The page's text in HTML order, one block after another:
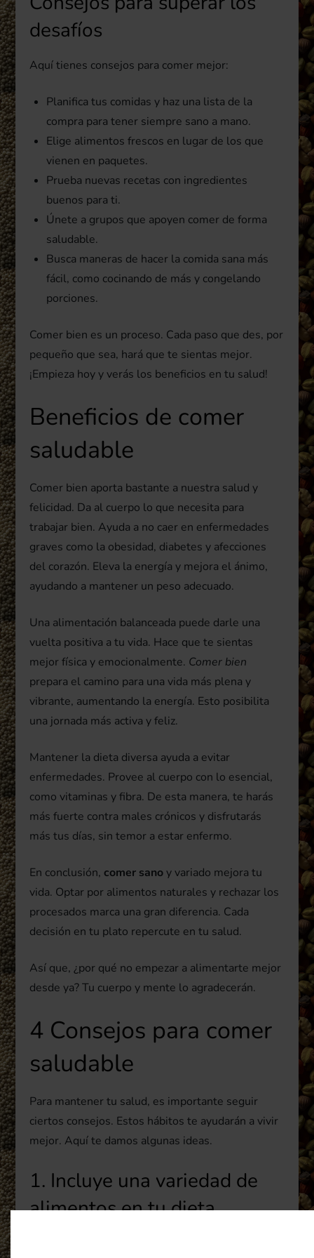
desafíos
Aquí tienes consejos para comer mejor:
Planifica tus comidas y haz una lista de la
compra para tener siempre sano a mano.
Elige alimentos frescos en lugar de los que
vienen en paquetes.
Prueba nuevas recetas con ingredientes
buenos para ti.
Únete a grupos que apoyen comer de forma
saludable.
Busca maneras de hacer la comida sana más
fácil, como cocinando de más y congelando
porciones.
Comer bien es un proceso. Cada paso que des, por
pequeño que sea, hará que te sientas mejor.
¡Empieza hoy y verás los beneficios en tu salud!
Beneficios de comer
saludable
Comer bien aporta bastante a nuestra salud y
felicidad. Da al cuerpo lo que necesita para
trabajar bien. Ayuda a no caer en enfermedades
graves como la obesidad, diabetes y afecciones
del corazón. Eleva la energía y mejora el ánimo,
ayudando a mantener un peso adecuado.
Una alimentación balanceada puede darle una
vuelta positiva a tu vida. Hace que te sientas
mejor física y emocionalmente. Comer bien
prepara el camino para una vida más plena y
vibrante, aumentando la energía. Esto posibilita
una jornada más activa y feliz.
Mantener la dieta diversa ayuda a evitar
enfermedades. Provee al cuerpo con lo esencial,
como vitaminas y fibra. De esta manera, te harás
más fuerte contra males crónicos y disfrutarás
más tus días, sin temor a estar enfermo.
En conclusión, comer sanoy variado mejora tu
vida. Optar por alimentos naturales y rechazar los
procesados marca una gran diferencia. Cada
decisión en tu plato repercute en tu salud.
Así que, ¿por qué no empezar a alimentarte mejor
desde ya? Tu cuerpo y mente lo agradecerán.
4 Consejos para comer
saludable
Para mantener tu salud, es importante seguir
ciertos consejos. Estos hábitos te ayudarán a vivir
mejor. Aquí te damos algunas ideas.
1. Incluye una variedad de
alimentos en tu dieta